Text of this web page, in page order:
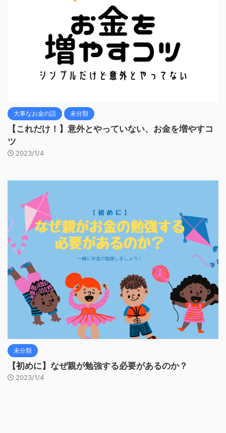
大事なお金の話 未分類
【これだけ！】意外とやっていない、お金を増やすコ
ツ
2023/1/4
未分類
【初めに】なぜ親が勉強する必要があるのか？
2023/1/4